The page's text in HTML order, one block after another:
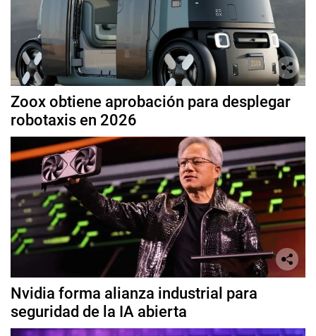
Zoox obtiene aprobación para desplegar
robotaxis en 2026
Nvidia forma alianza industrial para
seguridad de la IA abierta